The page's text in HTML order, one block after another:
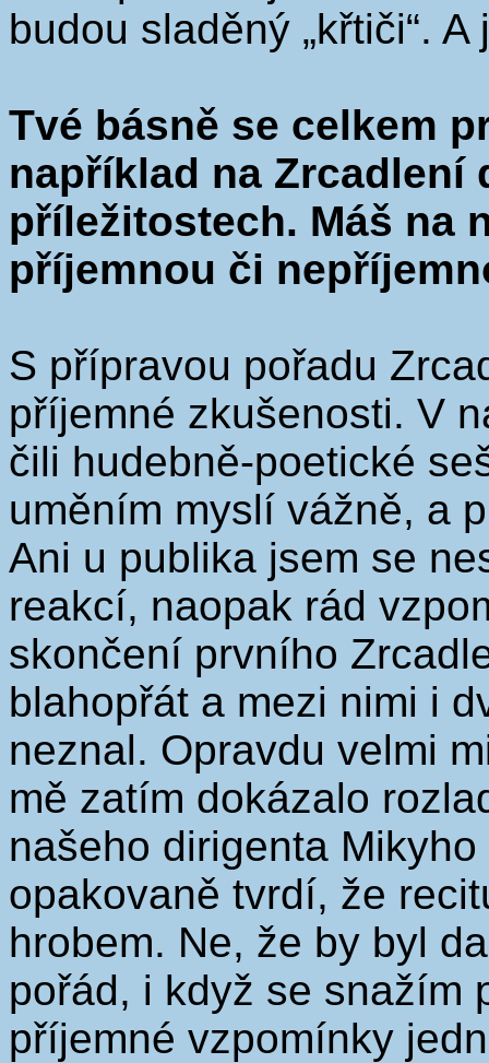
budou sladěný „křtiči“.
Tvé básně se celkem
například na
příležitostech. Máš na
příjemnou či
S přípravou pořadu
příjemné zkušenosti. V
čili hudebně-poetické
uměním myslí vážně, a
Ani u publika jsem se
reakcí, naopak rád
skončení prvního
blahopřát a mezi nimi i
neznal. Opravdu velmi
mě zatím dokázalo
našeho dirigenta
opakovaně tvrdí, že
hrobem. Ne, že by byl
pořád, i když se snažím
příjemné vzpomínky